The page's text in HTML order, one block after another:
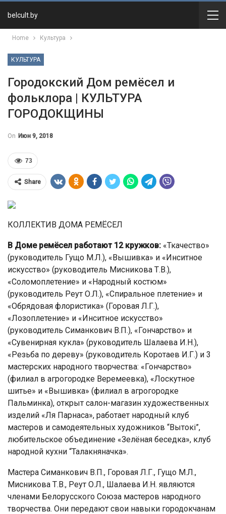
belcult.by
Home Культура
КУЛЬТУРА
Городокский Дом ремёсел и
фольклора | КУЛЬТУРА
ГОРОДОКЩИНЫ
On Июн 9, 2018
73
Share
КОЛЛЕКТИВ ДОМА РЕМЁСЕЛ
В Доме ремёсел работают 12 кружков: «Ткачество»
(руководитель Гущо М.Л.), «Вышивка» и «Инситное
искусство» (руководитель Мисникова Т.В.),
«Соломоплетение» и «Народный костюм»
(руководитель Реут О.Л.), «Спиральное плетение» и
«Обрядовая флористика» (Горовая Л.Г.),
«Лозоплетение» и «Инситное искусство»
(руководитель Симанкович В.П.), «Гончарство» и
«Сувенирная кукла» (руководитель Шалаева И.Н.),
«Резьба по дереву» (руководитель Коротаев И.Г.) и 3
мастерских народного творчества: «Гончарство»
(филиал в агрогородке Веремеевка), «Лоскутное
шитье» и «Вышивка» (филиал в агрогородке
Пальминка), открыт салон-магазин художественных
изделий «Ля Парнаса», работает народный клуб
мастеров и самодеятельных художников “Вытокі”,
любительское объединение «Зелёная беседка», клуб
народной кухни “Талакняначка».
Мастера Симанкович В.П., Горовая Л.Г., Гущо М.Л.,
Мисникова Т.В., Реут О.Л., Шалаева И.Н. являются
членами Белорусского Союза мастеров народного
творчества. Они передают свои навыки городокчанам